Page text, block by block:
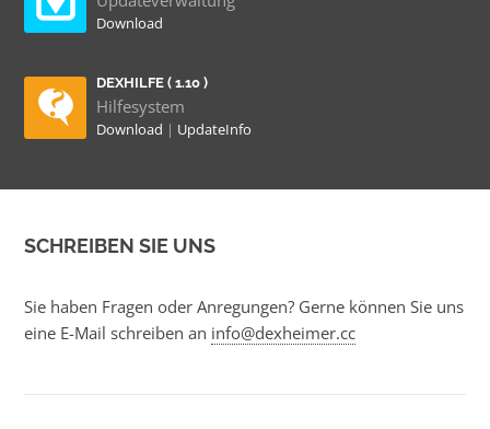
Download
DEXHILFE ( 1.10 )
Hilfesystem
Download | UpdateInfo
SCHREIBEN SIE UNS
Sie haben Fragen oder Anregungen? Gerne können Sie uns
eine E-Mail schreiben an info@dexheimer.cc